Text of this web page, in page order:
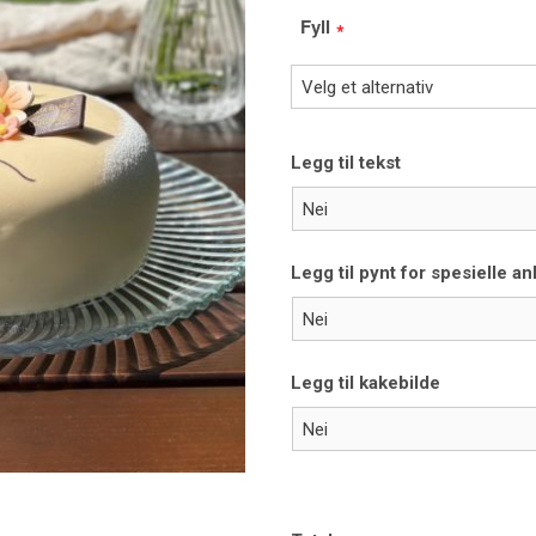
Fyll
Legg til tekst
Legg til pynt for spesielle
Legg til kakebilde